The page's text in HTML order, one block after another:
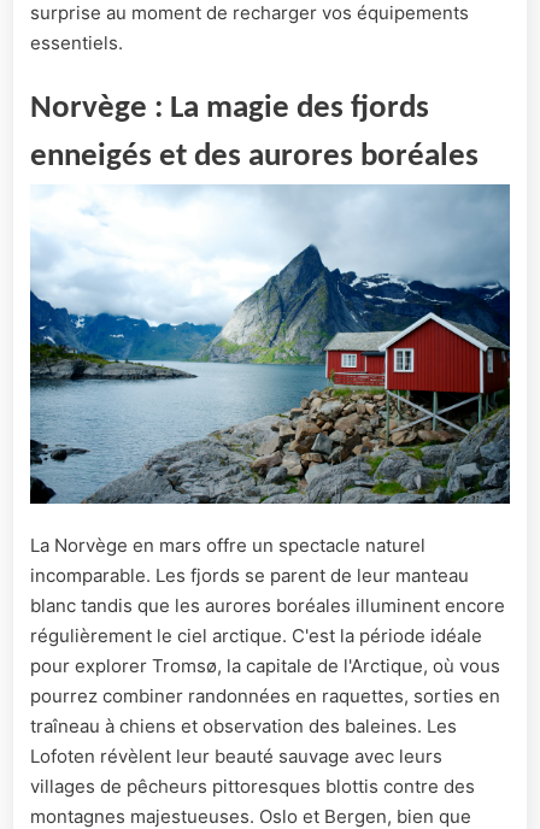
surprise au moment de recharger vos équipements
essentiels.
Norvège : La magie des fjords
enneigés et des aurores boréales
La Norvège en mars offre un spectacle naturel
incomparable. Les fjords se parent de leur manteau
blanc tandis que les aurores boréales illuminent encore
régulièrement le ciel arctique. C'est la période idéale
pour explorer Tromsø, la capitale de l'Arctique, où vous
pourrez combiner randonnées en raquettes, sorties en
traîneau à chiens et observation des baleines. Les
Lofoten révèlent leur beauté sauvage avec leurs
villages de pêcheurs pittoresques blottis contre des
montagnes majestueuses. Oslo et Bergen, bien que